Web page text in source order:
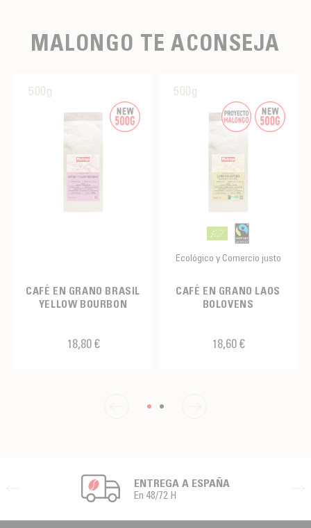
MALONGO TE ACONSEJA
500g
CAFÉ EN GRANO BRASIL
YELLOW BOURBON
18,80 €
500g
Ecológico y Comercio justo
CAFÉ EN GRANO LAOS
BOLOVENS
18,60 €
ENTREGA A ESPAÑA
En 48/72 H